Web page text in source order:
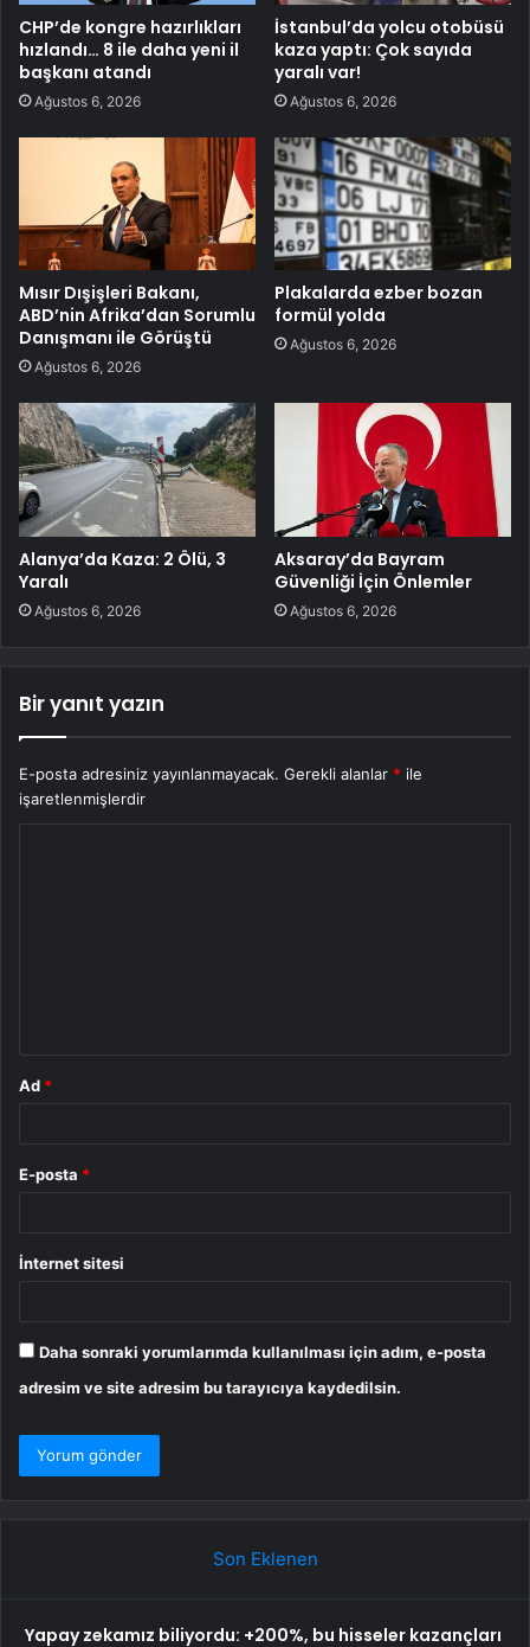
CHP’de kongre hazırlıkları
hızlandı… 8 ile daha yeni il
başkanı atandı
Ağustos 6, 2026
İstanbul’da yolcu otobüsü
kaza yaptı: Çok sayıda
yaralı var!
Ağustos 6, 2026
Mısır Dışişleri Bakanı,
ABD’nin Afrika’dan Sorumlu
Danışmanı ile Görüştü
Ağustos 6, 2026
Plakalarda ezber bozan
formül yolda
Ağustos 6, 2026
Alanya’da Kaza: 2 Ölü, 3
Yaralı
Ağustos 6, 2026
Aksaray’da Bayram
Güvenliği İçin Önlemler
Ağustos 6, 2026
Bir yanıt yazın
E-posta adresiniz yayınlanmayacak. Gerekli alanlar * ile
işaretlenmişlerdir
Ad *
E-posta *
İnternet sitesi
Daha sonraki yorumlarımda kullanılması için adım, e-posta
adresim ve site adresim bu tarayıcıya kaydedilsin.
Son Eklenen
Yapay zekamız biliyordu: +200%, bu hisseler kazançları